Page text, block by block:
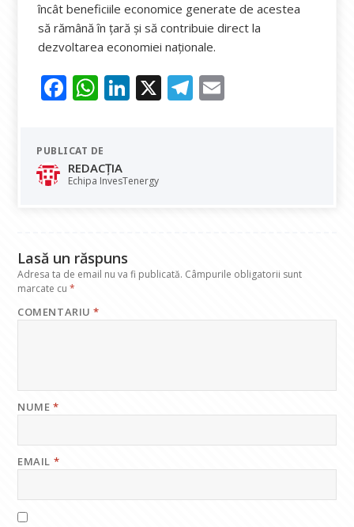
încât beneficiile economice generate de acestea
să rămână în țară și să contribuie direct la
dezvoltarea economiei naționale.
F
e
b
o
W
at
s
A
Li
dI
X T
PUBLICAT DE
REDACȚIA
Echipa InvesTenergy
Lasă un răspuns
Adresa ta de email nu va fi publicată. Câmpurile obligatorii sunt
marcate cu*
COMENTARIU*
NUME*
EMAIL *